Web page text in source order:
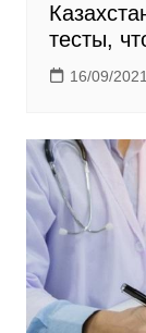
тесты,
16/09/2021